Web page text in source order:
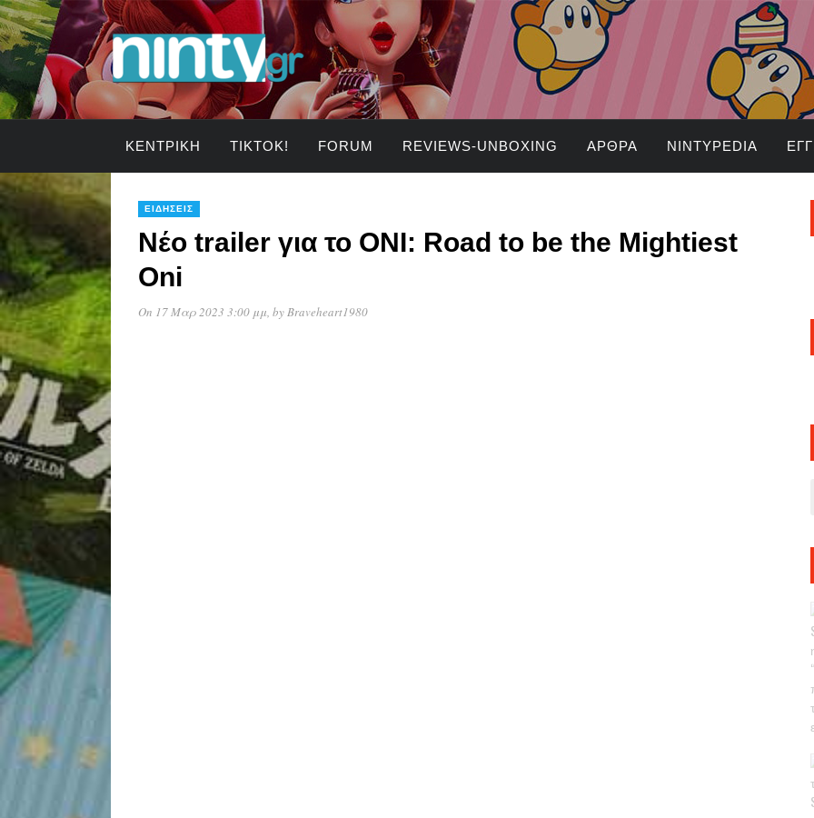
ΚΕΝΤΡΙΚΉ TIKTOK! FORUM REVIEWS-UNBOXING ΆΡΘΡΑ NINTYPEDIA
ΕΙΔΉΣΕΙΣ
Νέο trailer για το ONI: Road to be the Mightiest
Oni
On 17 Μαρ 2023 3:00 μμ, byBraveheart1980